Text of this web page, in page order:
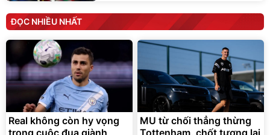
ĐỌC NHIỀU NHẤT
Real không còn hy vọng
trong cuộc đua giành
MU từ chối thẳng thừng
Tottenham, chốt tương lai